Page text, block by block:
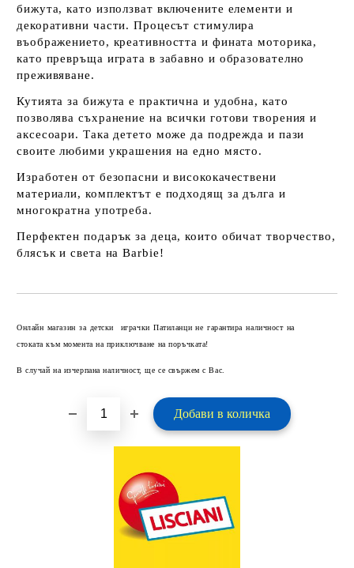
бижута, като използват включените елементи и
декоративни части. Процесът стимулира
въображението, креативността и фината моторика,
като превръща играта в забавно и образователно
преживяване.
Кутията за бижута е практична и удобна, като
позволява съхранение на всички готови творения и
аксесоари. Така детето може да подрежда и пази
своите любими украшения на едно място.
Изработен от безопасни и висококачествени
материали, комплектът е подходящ за дълга и
многократна употреба.
Перфектен подарък за деца, които обичат творчество,
блясък и света на Barbie!
Онлайн магазин за детски играчки Патиланци не гарантира наличност на
стоката към момента на приключване на поръчката!
В случай на изчерпана наличност, ще се свържем с Вас.